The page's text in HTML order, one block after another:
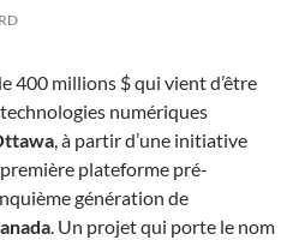
400 millions $ qui vient d’être
numériques
, à partir d’une initiative
plateforme pré-
génération de
. Un projet qui porte le nom